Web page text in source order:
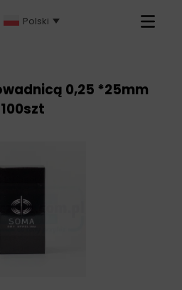
Polski
Primary
0,25 *25mm
100szt